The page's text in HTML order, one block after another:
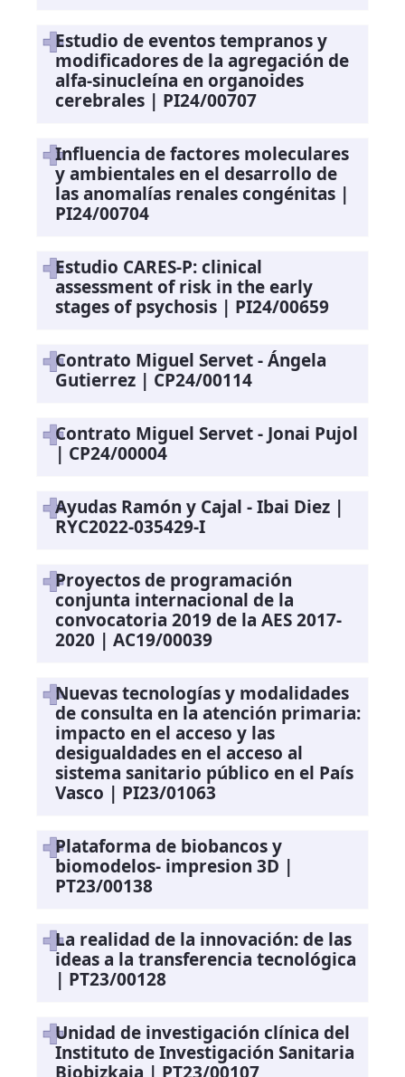
Estudio de eventos tempranos y
modificadores de la agregación de
alfa-sinucleína en organoides
cerebrales | PI24/00707
Influencia de factores moleculares
y ambientales en el desarrollo de
las anomalías renales congénitas |
PI24/00704
Estudio CARES-P: clinical
assessment of risk in the early
stages of psychosis | PI24/00659
Contrato Miguel Servet - Ángela
Gutierrez | CP24/00114
Contrato Miguel Servet - Jonai Pujol
| CP24/00004
Ayudas Ramón y Cajal - Ibai Diez |
RYC2022-035429-I
Proyectos de programación
conjunta internacional de la
convocatoria 2019 de la AES 2017-
2020 | AC19/00039
Nuevas tecnologías y modalidades
de consulta en la atención primaria:
impacto en el acceso y las
desigualdades en el acceso al
sistema sanitario público en el País
Vasco | PI23/01063
Plataforma de biobancos y
biomodelos- impresion 3D |
PT23/00138
La realidad de la innovación: de las
ideas a la transferencia tecnológica
| PT23/00128
Unidad de investigación clínica del
Instituto de Investigación Sanitaria